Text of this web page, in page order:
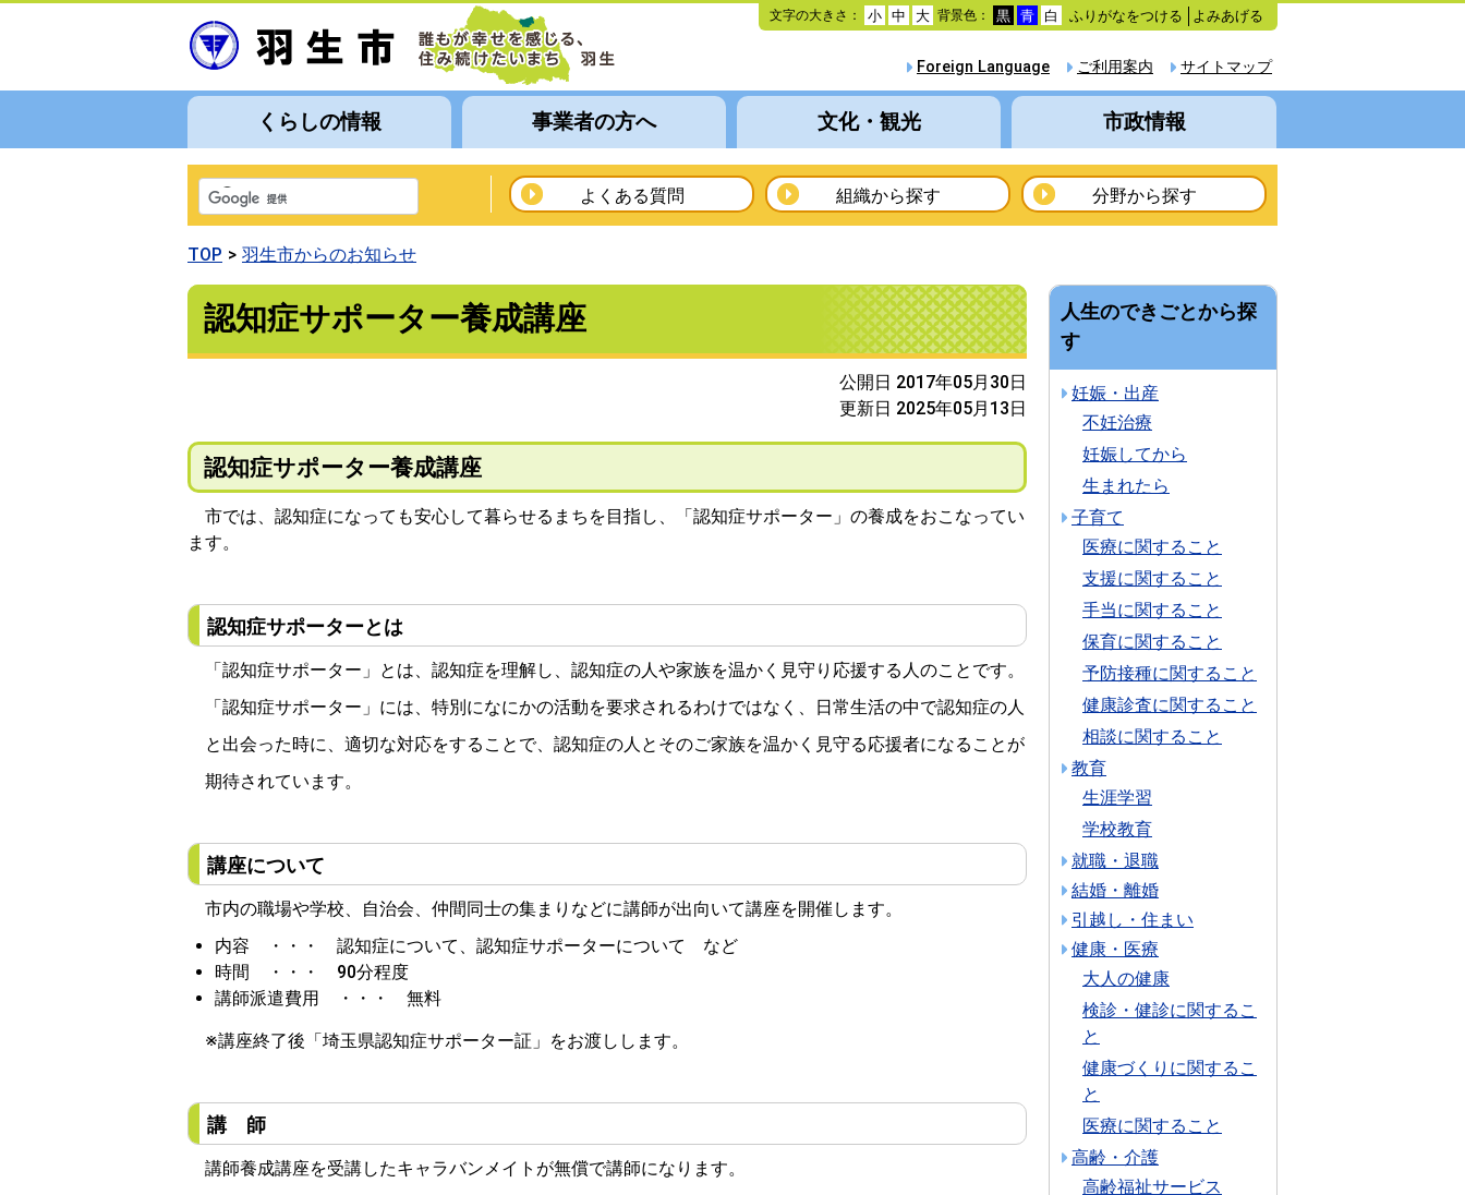
本
文
動
文字の大きさ： 小 中 大 背景色： 黒 青 白 ふりがなをつける よみあげる
サイトマップ
ご利用案内
Foreign Language
くらしの情報 事業者の方へ 文化・観光 市政情報
よくある質問 組織から探す 分野から探す
TOP 羽生市からのお知らせ
認知症サポーター養成講座
公開日 2017年05月30日
更新日 2025年05月13日
認知症サポーター養成講座
市では、認知症になっても安心して暮らせるまちを目指し、「認知症サポーター」の養成をおこなってい
ます。
認知症サポーターとは
「認知症サポーター」とは、認知症を理解し、認知症の人や家族を温かく見守り応援する人のことです。
「認知症サポーター」には、特別になにかの活動を要求されるわけではなく、日常生活の中で認知症の人
と出会った時に、適切な対応をすることで、認知症の人とそのご家族を温かく見守る応援者になることが
期待されています。
講座について
市内の職場や学校、自治会、仲間同士の集まりなどに講師が出向いて講座を開催します。
内容 ・・・ 認知症について、認知症サポーターについて など
時間 ・・・ 90分程度
講師派遣費用 ・・・ 無料
※講座終了後「埼玉県認知症サポーター証」をお渡しします。
講 師
講師養成講座を受講したキャラバンメイトが無償で講師になります。
人生のできごとから探
す
妊娠・出産
不妊治療
妊娠してから
生まれたら
子育て
医療に関すること
支援に関すること
手当に関すること
保育に関すること
予防接種に関すること
健康診査に関すること
相談に関すること
教育
生涯学習
学校教育
就職・退職
結婚・離婚
引越し・住まい
健康・医療
大人の健康
検診・健診に関するこ
と
健康づくりに関するこ
と
医療に関すること
高齢・介護
高齢福祉サービス